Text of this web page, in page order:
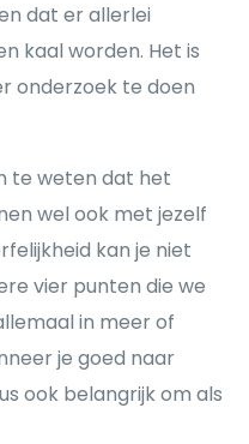
dat er allerlei
kaal worden. Het is
onderzoek te doen
te weten dat het
wel ook met jezelf
kan je niet
vier punten die we
in meer of
je goed naar
ook belangrijk om als